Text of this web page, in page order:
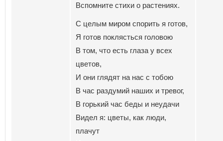
Вспомните стихи о растениях.
С целым миром спорить я готов,
Я готов поклясться головою
В том, что есть глаза у всех
цветов,
И они глядят на нас с тобою
В час раздумий наших и тревог,
В горький час беды и неудачи
Видел я: цветы, как люди,
плачут